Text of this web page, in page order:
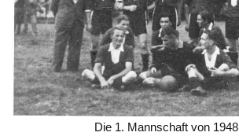
Die 1. Mannschaft von 1948